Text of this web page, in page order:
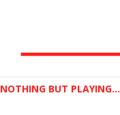
NOTHING BUT PLAYING...